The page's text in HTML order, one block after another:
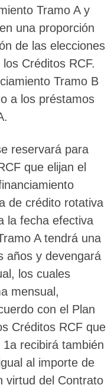
Tramo A y
una proporción
de las elecciones
Créditos RCF.
Tramo B
a los préstamos
reservará para
que elijan el
de crédito rotativa
la fecha efectiva
A tendrá una
años y devengará
los cuales
mensual,
con el Plan
Créditos RCF que
recibirá también
al importe de
virtud del Contrato